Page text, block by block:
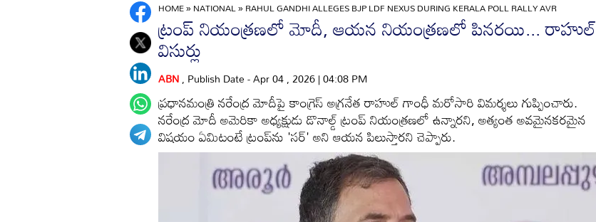
HOME»NATIONAL»RAHUL GANDHI ALLEGES BJP LDF NEXUS DURING KERALA POLL RALLY AVR
ట్రంప్ నియంత్రణలో మోదీ, ఆయన నియంత్రణలో పినరయి... రాహుల్
విసుర్లు
ABN, Publish Date - Apr 04 , 2026 | 04:08 PM
ప్రధానమంత్రి నరేంద్ర మోదీపై కాంగ్రెస్ అగ్రనేత రాహుల్ గాంధీ మరోసారి విమర్శలు గుప్పించారు.
నరేంద్ర మోదీ అమెరికా అధ్యక్షుడు డొనాల్డ్ ట్రంప్ నియంత్రణలో ఉన్నారని, అత్యంత అవమైనకరమైన
విషయం ఏమిటంటే ట్రంప్‌ను 'సర్' అని ఆయన పిలుస్తారని చెప్పారు.